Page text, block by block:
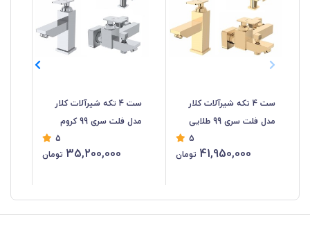
ست 4 تکه شیرآلات کلار
مدل فلت سری 99 طلایی
5
41,950,000 تومان
ست 4 تکه شیرآلات کلار
مدل فلت سری 99 کروم
5
35,200,000 تومان